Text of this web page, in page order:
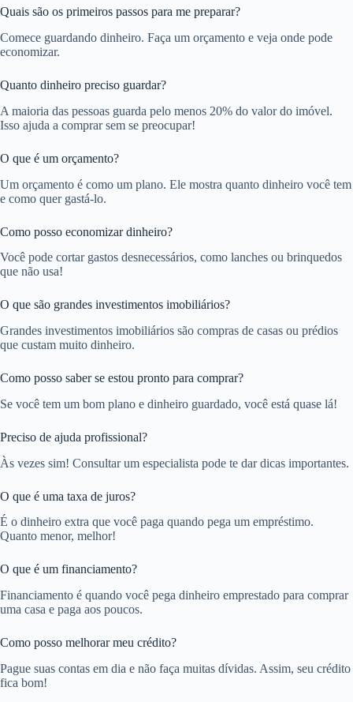
Quais são os primeiros passos para me preparar?
Comece guardando dinheiro. Faça um orçamento e veja onde pode
economizar.
Quanto dinheiro preciso guardar?
A maioria das pessoas guarda pelo menos 20% do valor do imóvel.
Isso ajuda a comprar sem se preocupar!
O que é um orçamento?
Um orçamento é como um plano. Ele mostra quanto dinheiro você tem
e como quer gastá-lo.
Como posso economizar dinheiro?
Você pode cortar gastos desnecessários, como lanches ou brinquedos
que não usa!
O que são grandes investimentos imobiliários?
Grandes investimentos imobiliários são compras de casas ou prédios
que custam muito dinheiro.
Como posso saber se estou pronto para comprar?
Se você tem um bom plano e dinheiro guardado, você está quase lá!
Preciso de ajuda profissional?
Às vezes sim! Consultar um especialista pode te dar dicas importantes.
O que é uma taxa de juros?
É o dinheiro extra que você paga quando pega um empréstimo.
Quanto menor, melhor!
O que é um financiamento?
Financiamento é quando você pega dinheiro emprestado para comprar
uma casa e paga aos poucos.
Como posso melhorar meu crédito?
Pague suas contas em dia e não faça muitas dívidas. Assim, seu crédito
fica bom!